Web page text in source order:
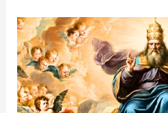
La
Divina
Providencia